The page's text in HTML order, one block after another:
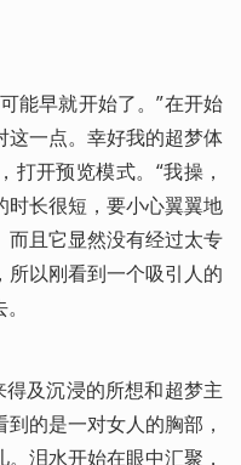
能早就开始了。”在开始
一点。幸好我的超梦体
打开预览模式。“我操，
长很短，要小心翼翼地
且它显然没有经过太专
以刚看到一个吸引人的
及沉浸的所想和超梦主
的是一对女人的胸部，
泪水开始在眼中汇聚，